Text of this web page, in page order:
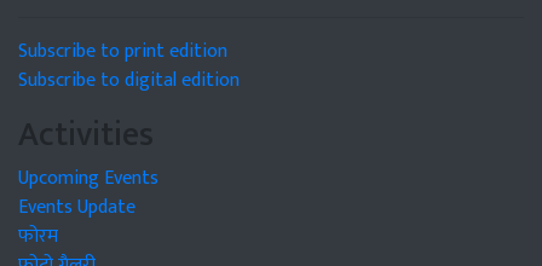
Subscribe to print edition
Subscribe to digital edition
Activities
Upcoming Events
Events Update
फोरम